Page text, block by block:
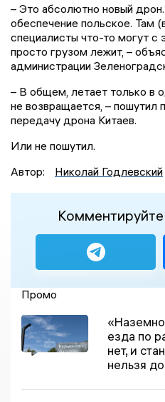
– Это абсолютно новый
обеспечение польское. Там
специалисты что-то могут с
просто грузом лежит, –
администрации
– В общем, летает только в
не возвращается, – пошутил
передачу дрона Китаев.
Или не пошутил.
Автор:
Николай Годлевский
Промо
езда по
нет, и
нельзя